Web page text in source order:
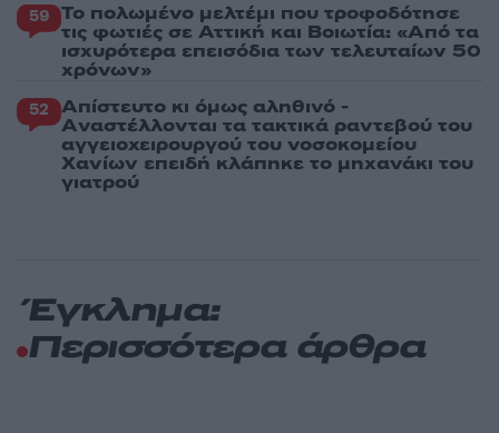
59 Το πολωμένο μελτέμι που τροφοδότησε
τις φωτιές σε Αττική και Βοιωτία: «Από τα
ισχυρότερα επεισόδια των τελευταίων 50
χρόνων»
52 Απίστευτο κι όμως αληθινό -
Aναστέλλονται τα τακτικά ραντεβού του
αγγειοχειρουργού του νοσοκομείου
Χανίων επειδή κλάπηκε το μηχανάκι του
γιατρού
Έγκλημα:
Περισσότερα άρθρα